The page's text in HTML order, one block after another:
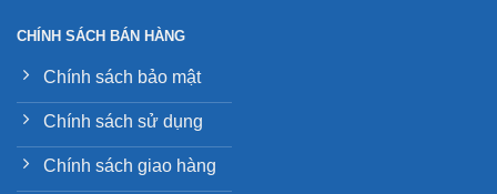
CHÍNH SÁCH BÁN HÀNG
Chính sách bảo mật
Chính sách sử dụng
Chính sách giao hàng